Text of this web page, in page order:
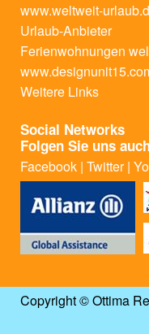
www.weltweit-
Urlaub-Anbieter
Ferienwohnungen
Weitere Links
Social Networks
Folgen Sie uns
Facebook | Twitter|
Copyright © Ottima